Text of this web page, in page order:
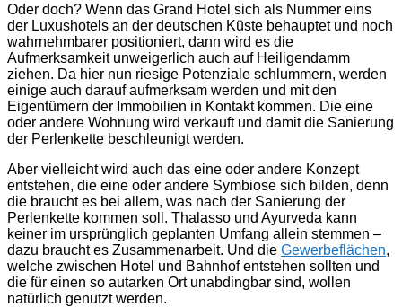
Oder doch? Wenn das Grand Hotel sich als Nummer eins
der Luxushotels an der deutschen Küste behauptet und noch
wahrnehmbarer positioniert, dann wird es die
Aufmerksamkeit unweigerlich auch auf Heiligendamm
ziehen. Da hier nun riesige Potenziale schlummern, werden
einige auch darauf aufmerksam werden und mit den
Eigentümern der Immobilien in Kontakt kommen. Die eine
oder andere Wohnung wird verkauft und damit die Sanierung
der Perlenkette beschleunigt werden.
Aber vielleicht wird auch das eine oder andere Konzept
entstehen, die eine oder andere Symbiose sich bilden, denn
die braucht es bei allem, was nach der Sanierung der
Perlenkette kommen soll. Thalasso und Ayurveda kann
keiner im ursprünglich geplanten Umfang allein stemmen –
dazu braucht es Zusammenarbeit. Und die Gewerbeflächen,
welche zwischen Hotel und Bahnhof entstehen sollten und
die für einen so autarken Ort unabdingbar sind, wollen
natürlich genutzt werden.